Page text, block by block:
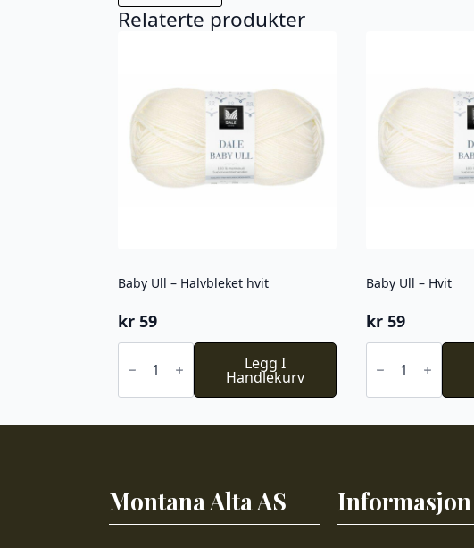
Relaterte produkter
Baby Ull – Halvbleket hvit
kr 59
Baby
Halvbleket
antall
Legg I
Handlekurv
Baby Ull – Hvit
kr 59
Baby
Hvit
Montana Alta AS Informasjon